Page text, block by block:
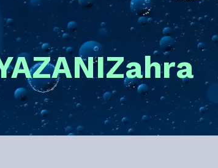
Zahra